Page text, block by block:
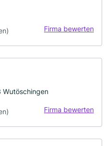
Firma bewerten
Wutöschingen
Firma bewerten